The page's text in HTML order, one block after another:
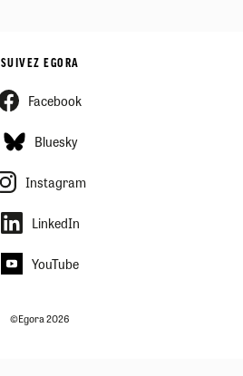
SUIVEZ EGORA
Facebook
Bluesky
Instagram
LinkedIn
YouTube
©Egora 2026